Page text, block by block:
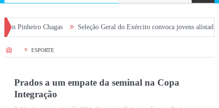
Seleção Geral do Exército convoca jovens alistados em 2026 em
HOME ESPORTE
Prados a um empate da seminal na Copa
Integração